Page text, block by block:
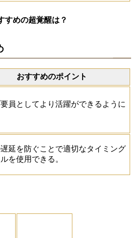
すめの超覚醒は？
おすすめのポイント
員としてより活躍ができるように
延を防ぐことで適切なタイミング
を使用できる。